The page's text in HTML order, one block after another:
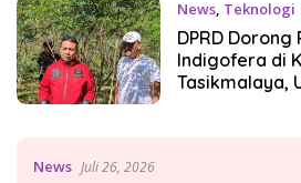
News, Teknologi
DPRD
Indigofera di
Tasikmalaya,
News Juli 26, 2026